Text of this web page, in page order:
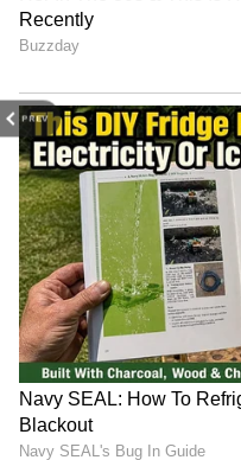
PREV